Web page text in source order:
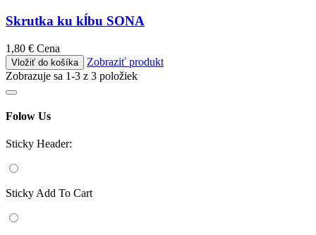
Skrutka ku kĺbu SONA
1,80 € Cena
Vložiť do košíka
Zobraziť produkt
Zobrazuje sa 1-3 z 3 položiek
Folow Us
Sticky Header:
Sticky Add To Cart